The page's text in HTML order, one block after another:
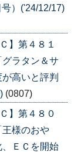
）('24/12/17)
】第４８１
ラタン＆サ
高いと評判
(0807)
】第４８０
様のおや
ＥＣを開始